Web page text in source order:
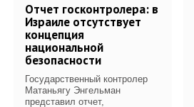
Отчет госконтролера: в
Израиле отсутствует
концепция
национальной
безопасности
Государственный контролер
Матаньягу Энгельман
представил отчет,